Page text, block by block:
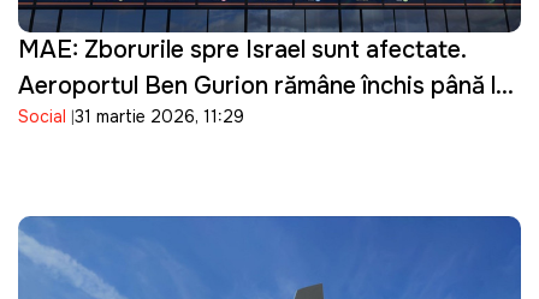
MAE: Zborurile spre Israel sunt afectate.
Aeroportul Ben Gurion rămâne închis până la
16 aprilie
Social 31 martie 2026, 11:29